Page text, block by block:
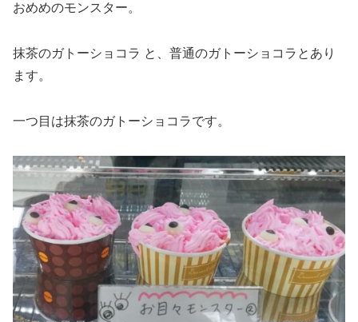
おめめのモンスター。
抹茶のガトーショコラ と、普通のガトーショコラとあり
ます。
一つ目は抹茶のガトーショコラです。